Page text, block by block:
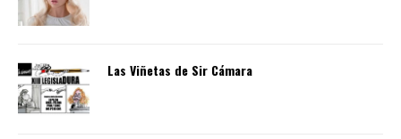
Las Viñetas de Sir Cámara